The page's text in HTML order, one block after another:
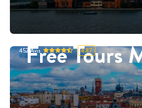
Free Tours
452 Avis 4.87